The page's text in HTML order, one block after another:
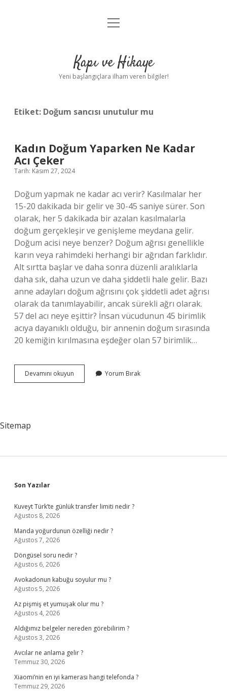
Anasayfa
Yasal Uyarı
menüyü
Kapı ve Hikaye
Yeni başlangıçlara ilham veren bilgiler!
Etiket: Doğum sancısı unutulur mu
Kadın Doğum Yaparken Ne Kadar
Acı Çeker
Tarih: Kasım 27, 2024
Doğum yapmak ne kadar acı verir? Kasılmalar her
15-20 dakikada bir gelir ve 30-45 saniye sürer. Son
olarak, her 5 dakikada bir azalan kasılmalarla
doğum gerçekleşir ve genişleme meydana gelir.
Doğum acisi neye benzer? Doğum ağrısı genellikle
karın veya rahimdeki herhangi bir ağrıdan farklıdır.
Alt sırtta başlar ve daha sonra düzenli aralıklarla
daha sık, daha uzun ve daha şiddetli hale gelir. Bazı
anne adayları doğum ağrısını çok şiddetli adet ağrısı
olarak da tanımlayabilir, ancak sürekli ağrı olarak.
57 del acı neye eşittir? İnsan vücudunun 45 birimlik
acıya dayanıklı olduğu, bir annenin doğum sırasında
20 kemiğin kırılmasına eşdeğer olan 57 birimlik…
Devamını okuyun
Doğum
Yorum Bırak
Sitemap
Sidebar
Son Yazılar
Kuveyt Türk’te günlük transfer limiti nedir ?
Ağustos 8, 2026
Manda yoğurdunun özelliği nedir ?
Ağustos 7, 2026
Döngüsel soru nedir ?
Ağustos 6, 2026
Avokadonun kabuğu soyulur mu ?
Ağustos 5, 2026
Az pişmiş et yumuşak olur mu ?
Ağustos 4, 2026
Aldığımız belgeler nereden görebilirim ?
Ağustos 3, 2026
Avcılar ne anlama gelir ?
Temmuz 30, 2026
Xiaomi’nin en iyi kamerası hangi telefonda ?
Temmuz 29, 2026